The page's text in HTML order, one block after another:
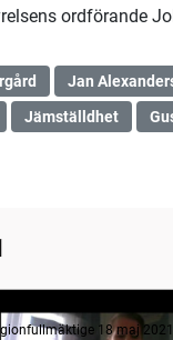
ordförande
Jan
Jämställdhet
18 maj 2021